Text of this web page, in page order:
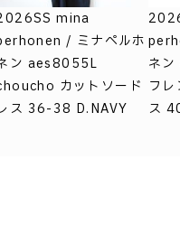
mina
/ ミナペルホ
ン aes8055L
カットソード
ス 36-38 D.NAVY
ネ
フ
ス